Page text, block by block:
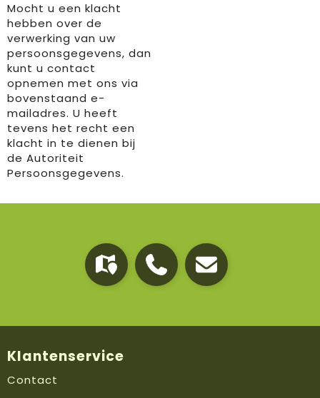
Mocht u een klacht
hebben over de
verwerking van uw
persoonsgegevens, dan
kunt u contact
opnemen met ons via
bovenstaand e-
mailadres. U heeft
tevens het recht een
klacht in te dienen bij
de Autoriteit
Persoonsgegevens.
Klantenservice
Contact